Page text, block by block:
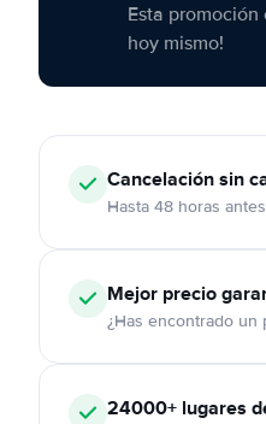
Esta promoción
hoy mismo!
Cancelaciónsin
Hasta 48 horas
Mejor precio
¿Has encontrado un
24000+ lugares